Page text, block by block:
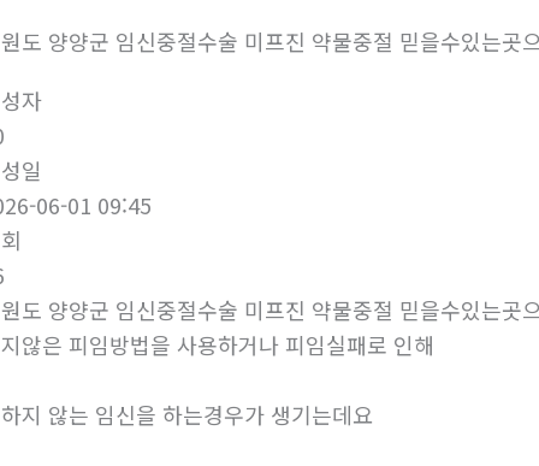
도 양양군 임신중절수술 미프진 약물중절 믿을수있는곳
자
일
06-01 09:45
도 양양군 임신중절수술 미프진 약물중절 믿을수있는곳
않은 피임방법을 사용하거나 피임실패로 인해
지 않는 임신을 하는경우가 생기는데요